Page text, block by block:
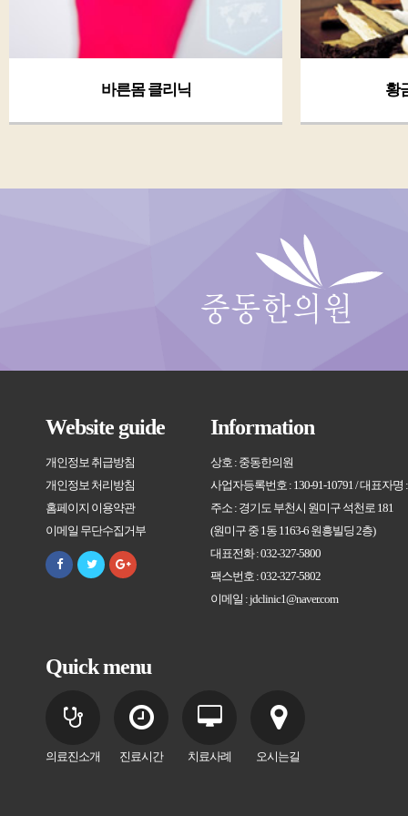
황금체질 클리닉
Website guide
개인정보 취급방침
개인정보 처리방침
홈페이지 이용약관
이메일 무단수집거부
Information
상호 : 중동한의원
사업자등록번호 : 130-91-10791 / 대표자명
주소 : 경기도 부천시 원미구 석천로 181
(원미구 중 1동 1163-6 원흥빌딩 2층)
대표전화 : 032-327-5800
팩스번호 : 032-327-5802
이메일 : jdclinic1@naver.com
Quick menu
의료진소개 진료시간 치료사례 오시는길